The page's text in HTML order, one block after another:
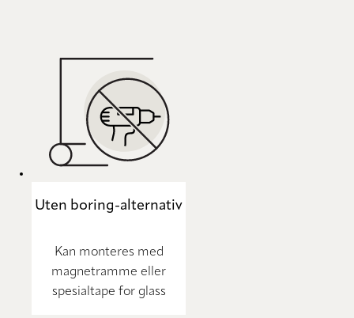
Uten boring-alternativ
Kan monteres med
magnetramme eller
spesialtape for glass